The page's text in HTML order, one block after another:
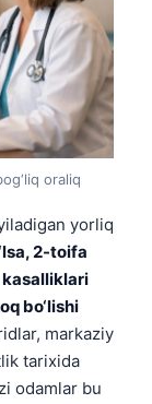
oraliq
yorliq
2-toifa
kasalliklari
bo‘lishi
markaziy
tarixida
odamlar bu